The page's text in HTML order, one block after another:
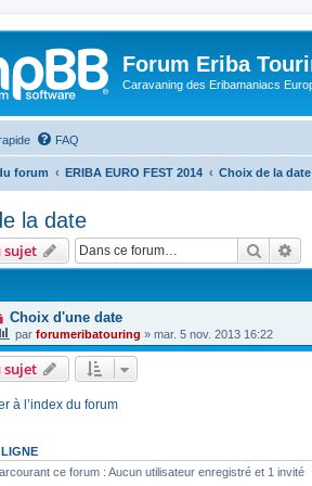
Forum Eriba
Caravaning des Eribamaniacs
FAQ
forum ERIBA EURO FEST 2014 Choix de la date
la date
sujet
Choix d'une date
par forumeribatouring » mar. 5 nov. 2013 16:22
sujet
à l’index du forum
ce forum : Aucun utilisateur enregistré et 1 invité